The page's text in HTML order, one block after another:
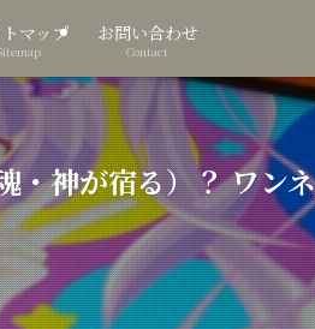
マップ お問い合わせ
Contact
・神が宿る）？ ワン